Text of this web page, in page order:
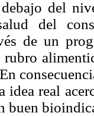
del
del
de un
rubro
idea real
buen